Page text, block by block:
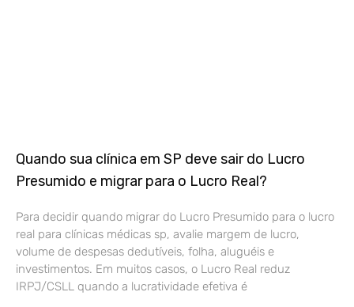
Quando sua clínica em SP deve sair do Lucro
Presumido e migrar para o Lucro Real?
Para decidir quando migrar do Lucro Presumido para o lucro
real para clínicas médicas sp, avalie margem de lucro,
volume de despesas dedutíveis, folha, aluguéis e
investimentos. Em muitos casos, o Lucro Real reduz
IRPJ/CSLL quando a lucratividade efetiva é